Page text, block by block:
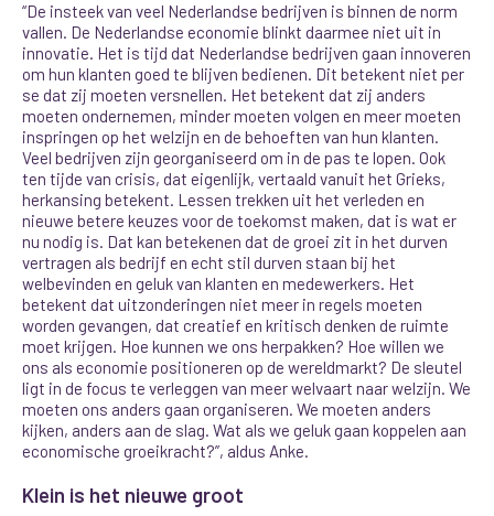
“De insteek van veel Nederlandse bedrijven is binnen de norm
vallen. De Nederlandse economie blinkt daarmee niet uit in
innovatie. Het is tijd dat Nederlandse bedrijven gaan innoveren
om hun klanten goed te blijven bedienen. Dit betekent niet per
se dat zij moeten versnellen. Het betekent dat zij anders
moeten ondernemen, minder moeten volgen en meer moeten
inspringen op het welzijn en de behoeften van hun klanten.
Veel bedrijven zijn georganiseerd om in de pas te lopen. Ook
ten tijde van crisis, dat eigenlijk, vertaald vanuit het Grieks,
herkansing betekent. Lessen trekken uit het verleden en
nieuwe betere keuzes voor de toekomst maken, dat is wat er
nu nodig is. Dat kan betekenen dat de groei zit in het durven
vertragen als bedrijf en echt stil durven staan bij het
welbevinden en geluk van klanten en medewerkers. Het
betekent dat uitzonderingen niet meer in regels moeten
worden gevangen, dat creatief en kritisch denken de ruimte
moet krijgen. Hoe kunnen we ons herpakken? Hoe willen we
ons als economie positioneren op de wereldmarkt? De sleutel
ligt in de focus te verleggen van meer welvaart naar welzijn. We
moeten ons anders gaan organiseren. We moeten anders
kijken, anders aan de slag. Wat als we geluk gaan koppelen aan
economische groeikracht?”, aldus Anke.
Klein is het nieuwe groot